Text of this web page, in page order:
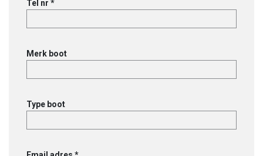
Tel nr *
Merk boot
Type boot